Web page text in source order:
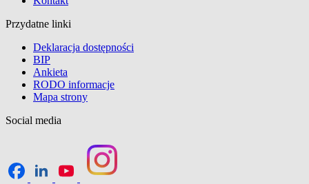
Przydatne linki
Deklaracja dostępności
BIP
Ankieta
RODO informacje
Mapa strony
Social media